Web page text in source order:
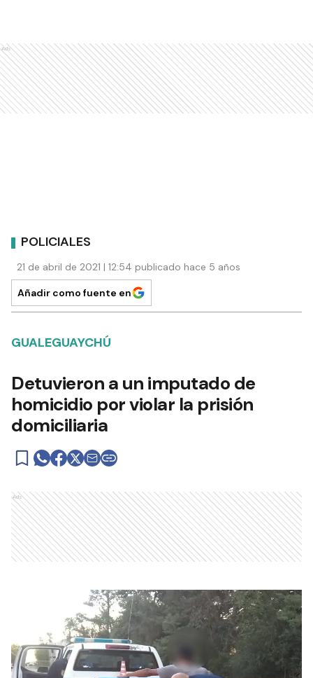
Ads
POLICIALES
21 de abril de 2021 | 12:54 publicado hace 5 años
Añadir como fuente en
GUALEGUAYCHÚ
Detuvieron a un imputado de
homicidio por violar la prisión
domiciliaria
Ads